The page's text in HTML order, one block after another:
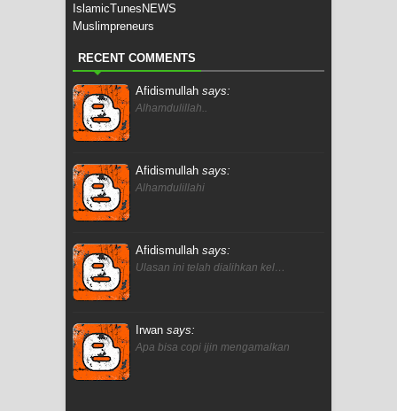
IslamicTunesNEWS
Muslimpreneurs
RECENT COMMENTS
Afidismullah says:
Alhamdulillah..
Afidismullah says:
Alhamdulillahi
Afidismullah says:
Ulasan ini telah dialihkan kel…
Irwan says:
Apa bisa copi ijin mengamalkan